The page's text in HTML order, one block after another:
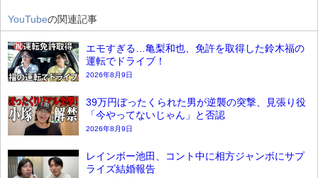
YouTubeの関連記事
エモすぎる…亀梨和也、免許を取得した鈴木福の
運転でドライブ！
2026年8月9日
39万円ぼったくられた男が逆襲の突撃、見張り役
「今やってないじゃん」と否認
2026年8月9日
レインボー池田、コント中に相方ジャンボにサプ
ライズ結婚報告